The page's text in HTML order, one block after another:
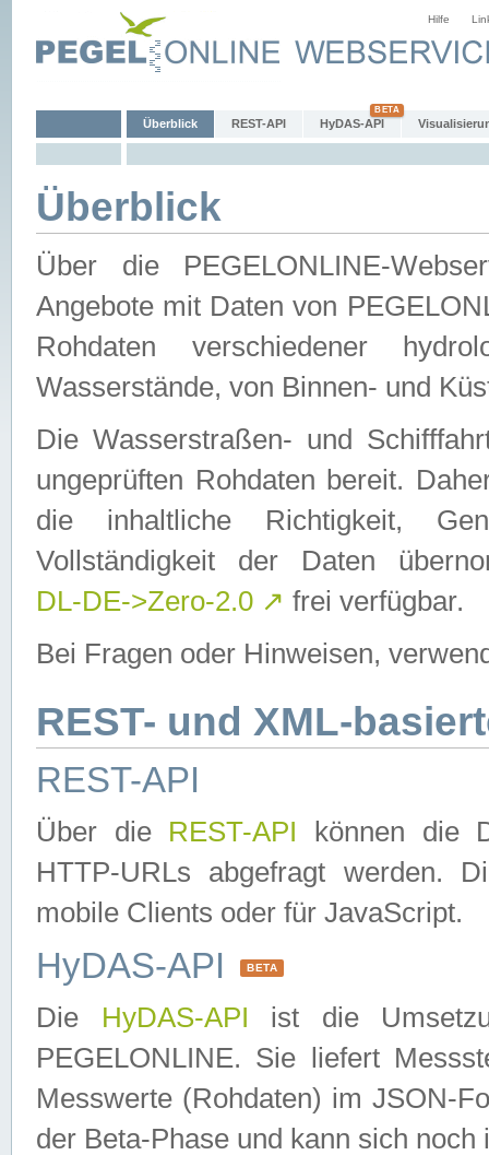
Hilfe
Überblick REST-API HyDAS-API
Überblick
Über die PEGELONLINE-
Angebote mit Daten von
Rohdaten verschiedener
Wasserstände, von Binnen- und
Die Wasserstraßen- und
ungeprüften Rohdaten bereit.
die inhaltliche Richtigkeit,
Vollständigkeit der Daten
DL-DE->Zero-2.0 ↗ frei verfügbar.
Bei Fragen oder Hinweisen,
REST- und XML-
REST-API
Über die REST-API können die
HTTP-URLs abgefragt werden.
mobile Clients oder für JavaScript.
HyDAS-API BETA
Die HyDAS-API ist die
PEGELONLINE. Sie liefert
Messwerte (Rohdaten) im JSON-
der Beta-Phase und kann sich noch